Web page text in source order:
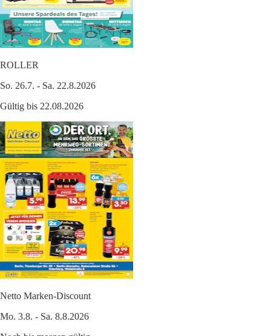
ROLLER
So. 26.7. - Sa. 22.8.2026
Gültig bis 22.08.2026
Netto Marken-Discount
Mo. 3.8. - Sa. 8.8.2026